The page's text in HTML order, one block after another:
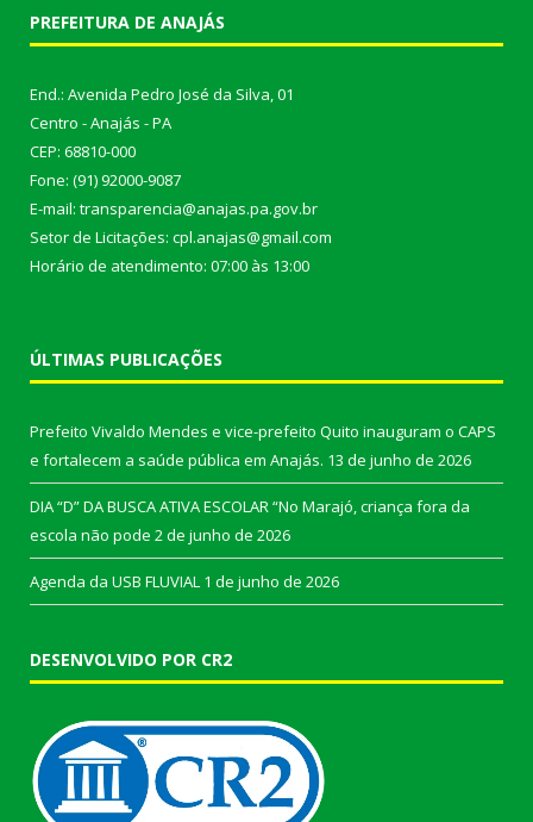
PREFEITURA DE ANAJÁS
End.: Avenida Pedro José da Silva, 01
Centro - Anajás - PA
CEP: 68810-000
Fone: (91) 92000-9087
E-mail: transparencia@anajas.pa.gov.br
Setor de Licitações: cpl.anajas@gmail.com
Horário de atendimento: 07:00 às 13:00
ÚLTIMAS PUBLICAÇÕES
Prefeito Vivaldo Mendes e vice-prefeito Quito inauguram o CAPS
e fortalecem a saúde pública em Anajás. 13 de junho de 2026
DIA “D” DA BUSCA ATIVA ESCOLAR “No Marajó, criança fora da
escola não pode 2 de junho de 2026
Agenda da USB FLUVIAL 1 de junho de 2026
DESENVOLVIDO POR CR2